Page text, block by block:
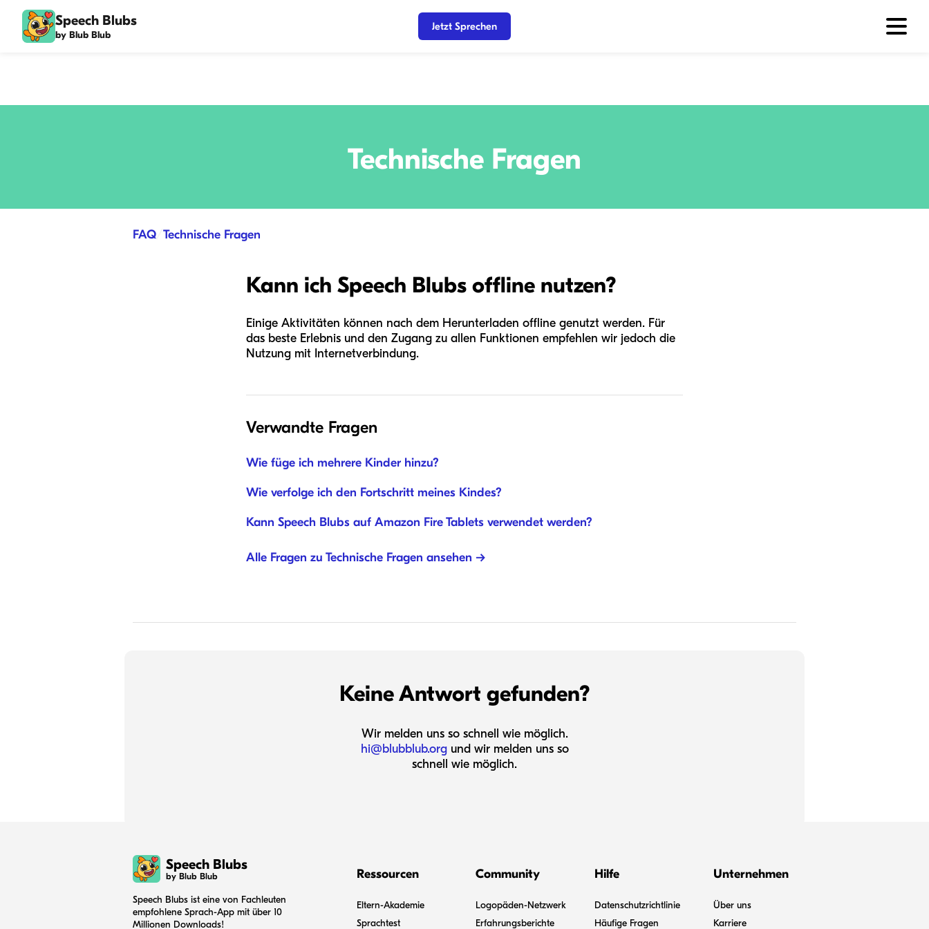
Speech Blubs
by Blub Blub
Jetzt Sprechen
Technische Fragen
FAQ/ Technische Fragen
Kann ich Speech Blubs offline nutzen?
Einige Aktivitäten können nach dem Herunterladen offline genutzt werden. Für
das beste Erlebnis und den Zugang zu allen Funktionen empfehlen wir jedoch die
Nutzung mit Internetverbindung.
Verwandte Fragen
Wie füge ich mehrere Kinder hinzu?
Wie verfolge ich den Fortschritt meines Kindes?
Kann Speech Blubs auf Amazon Fire Tablets verwendet werden?
Alle Fragen zu Technische Fragen ansehen →
Keine Antwort gefunden?
Wir melden uns so schnell wie möglich.
hi@blubblub.org und wir melden uns so
schnell wie möglich.
Speech Blubs
by Blub Blub
Speech Blubs ist eine von Fachleuten
empfohlene Sprach-App mit über 10
Millionen Downloads!
Ressourcen
Eltern-Akademie
Sprachtest
Community
Logopäden-Netzwerk
Erfahrungsberichte
Hilfe
Datenschutzrichtlinie
Häufige Fragen
Unternehmen
Über uns
Karriere